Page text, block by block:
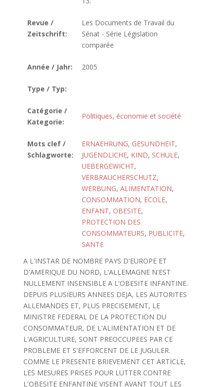
Revue /
Zeitschrift:
Les Documents de Travail du
Sénat - Série Législation
comparée
Année / Jahr: 2005
Type / Typ:
Catégorie /
Kategorie:
Politiques, économie et société
Mots clef /
Schlagworte:
ERNAEHRUNG, GESUNDHEIT,
JUGENDLICHE, KIND, SCHULE,
UEBERGEWICHT,
VERBRAUCHERSCHUTZ,
WERBUNG, ALIMENTATION,
CONSOMMATION, ECOLE,
ENFANT, OBESITE,
PROTECTION DES
CONSOMMATEURS, PUBLICITE,
SANTE
A L'INSTAR DE NOMBRE PAYS D'EUROPE ET
D'AMERIQUE DU NORD, L'ALLEMAGNE N'EST
NULLEMENT INSENSIBLE A L'OBESITE INFANTINE.
DEPUIS PLUSIEURS ANNEES DEJA, LES AUTORITES
ALLEMANDES ET, PLUS PRECISEMENT, LE
MINISTRE FEDERAL DE LA PROTECTION DU
CONSOMMATEUR, DE L'ALIMENTATION ET DE
L'AGRICULTURE, SONT PREOCCUPEES PAR CE
PROBLEME ET S'EFFORCENT DE LE JUGULER.
COMME LE PRESENTE BRIEVEMENT CET ARTICLE,
LES MESURES PRISES POUR LUTTER CONTRE
L'OBESITE ENFANTINE VISENT AVANT TOUT LES